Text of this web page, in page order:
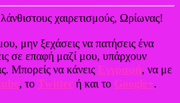
χαιρετισμούς, Ωρίωνας!
μην ξεχάσεις να πατήσεις ένα
σε επαφή μαζί μου, υπάρχουν
Μπορείς να κάνεις Εγγραφή, να με
, το Twitter ή και το Google+.